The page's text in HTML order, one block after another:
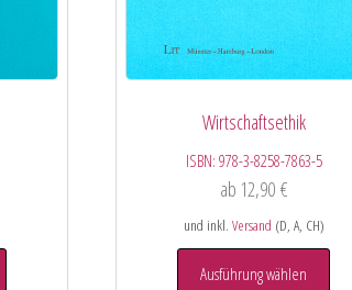
Wirtschaftsethik
ISBN: 978-3-8258-7863-5
ab 12,90 €
und inkl. Versand (D, A, CH)
Ausführung wählen